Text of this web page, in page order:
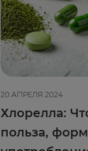
20 АПРЕЛЯ 2024
Хлорелла:
польза,